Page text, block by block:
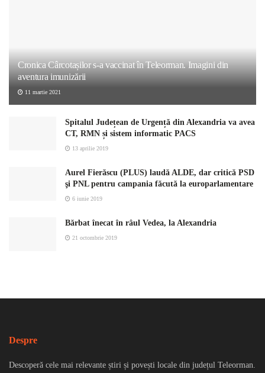
Cronica Cârcotașilor s-a vaccinat în Teleorman. Imagini din
aventura imunizării
11 martie 2021
Spitalul Județean de Urgență din Alexandria va avea
CT, RMN și sistem informatic PACS
13 aprilie 2019
Aurel Fierăscu (PLUS) laudă ALDE, dar critică PSD
şi PNL pentru campania făcută la europarlamentare
6 iunie 2019
Bărbat înecat în râul Vedea, la Alexandria
21 octombrie 2019
Despre
Descoperă cele mai relevante știri și povești locale din județul Teleorman.